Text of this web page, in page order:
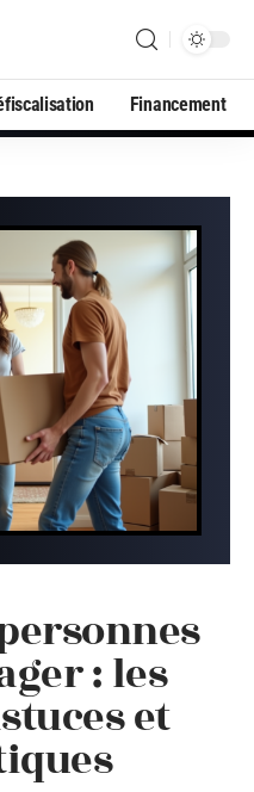
Financement
: les
et